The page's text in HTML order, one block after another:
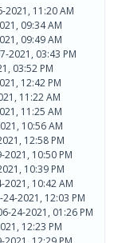
2021, 11:20 AM
09:34 AM
09:49 AM
2021, 03:43 PM
03:52 PM
12:42 PM
11:22 AM
11:25 AM
10:56 AM
12:58 PM
2021, 10:50 PM
10:39 PM
2021, 10:42 AM
24-2021, 12:03 PM
24-2021, 01:26 PM
12:23 PM